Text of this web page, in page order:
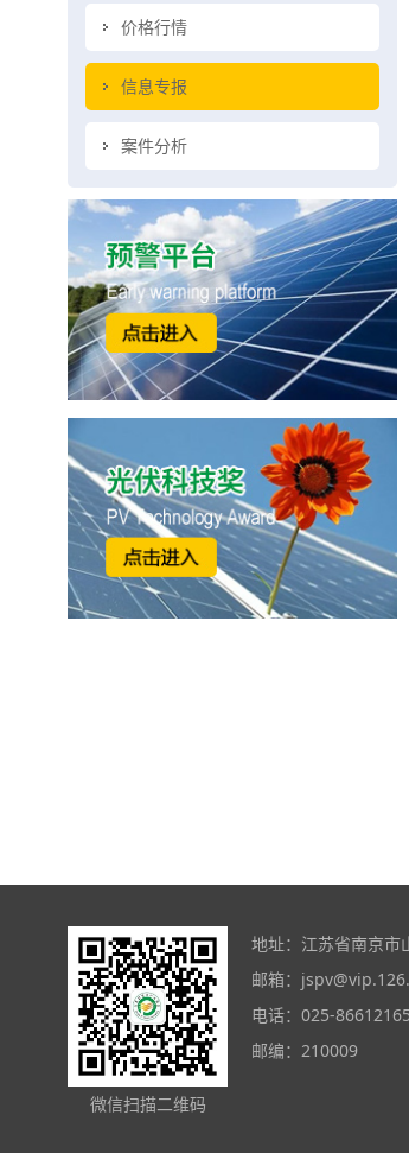
价格行情
信息专报
案件分析
微信扫描二维码
地址：江苏省南京市
邮箱：
电话：025-86612165
邮编：210009